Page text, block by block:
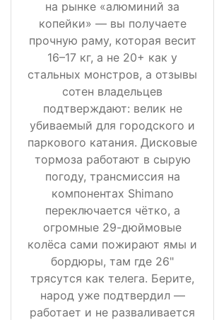
на рынке «алюминий за
копейки» — вы получаете
прочную раму, которая весит
16–17 кг, а не 20+ как у
стальных монстров, а отзывы
сотен владельцев
подтверждают: велик не
убиваемый для городского и
паркового катания. Дисковые
тормоза работают в сырую
погоду, трансмиссия на
компонентах Shimano
переключается чётко, а
огромные 29-дюймовые
колёса сами пожирают ямы и
бордюры, там где 26"
трясутся как телега. Берите,
народ уже подтвердил —
работает и не разваливается